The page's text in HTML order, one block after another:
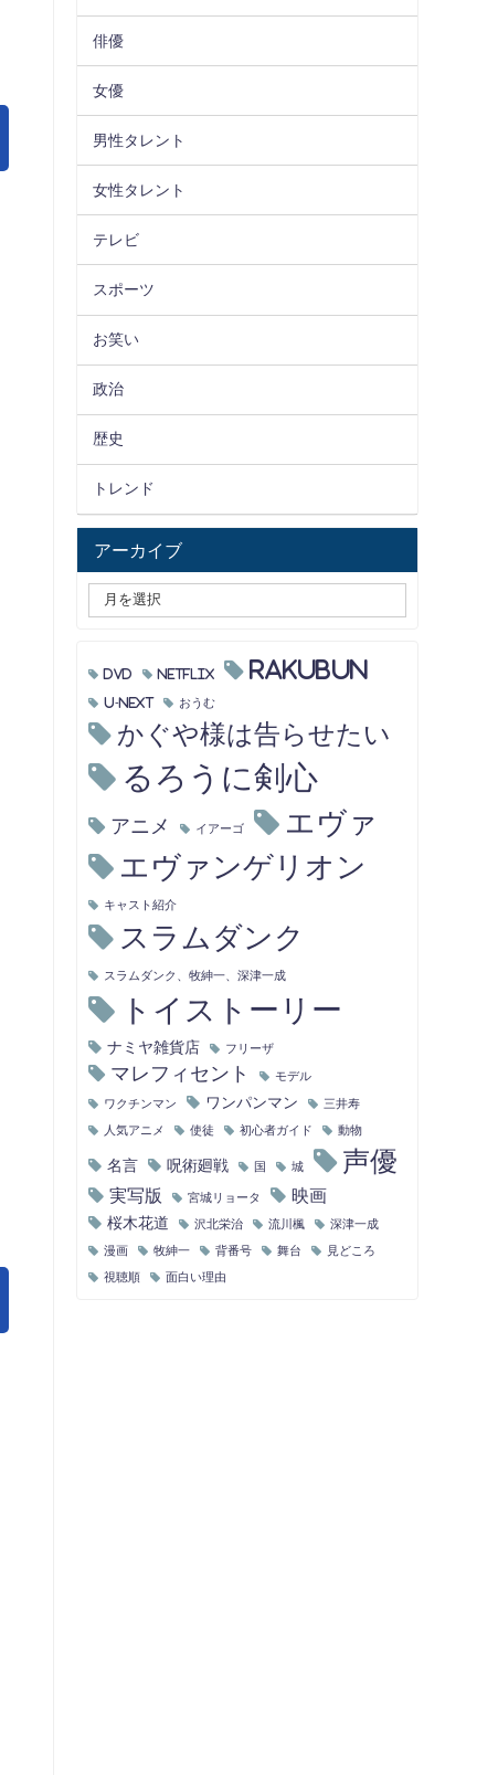
俳優
女優
男性タレント
女性タレント
テレビ
スポーツ
お笑い
政治
歴史
トレンド
アーカイブ
DVD Netflix RAKUBUN
U-NEXT おうむ
かぐや様は告らせたい
るろうに剣心
アニメ イアーゴ
エヴァ
エヴァンゲリオン
キャスト紹介
スラムダンク
スラムダンク、牧紳一、深津一成
トイストーリー
ナミヤ雑貨店 フリーザ
マレフィセント モデル
ワクチンマン ワンパンマン 三井寿
人気アニメ 使徒 初心者ガイド 動物
名言 呪術廻戦 国 城 声優
実写版 宮城リョータ 映画
桜木花道 沢北栄治 流川楓 深津一成
漫画 牧紳一 背番号 舞台 見どころ
視聴順 面白い理由